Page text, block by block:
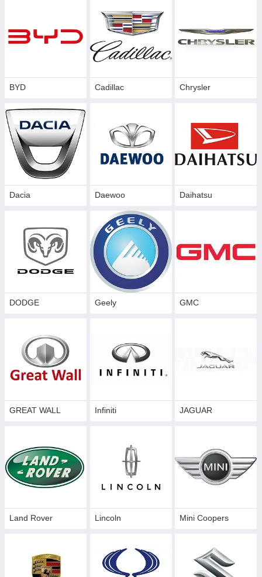
BYD Cadillac Сhrysler
Dacia Daewoo Daihatsu
DODGE Geely GMC
GREAT WALL Infiniti JAGUAR
Land Rover Lincoln Mini Coopers